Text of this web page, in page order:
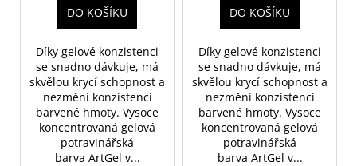
DO KOŠÍKU
Díky gelové konzistenci
se snadno dávkuje, má
skvělou krycí schopnost a
nezmění konzistenci
barvené hmoty. Vysoce
koncentrovaná gelová
potravinářská
barva ArtGel v...
DO KOŠÍKU
Díky gelové konzistenci
se snadno dávkuje, má
skvělou krycí schopnost a
nezmění konzistenci
barvené hmoty. Vysoce
koncentrovaná gelová
potravinářská
barva ArtGel v...